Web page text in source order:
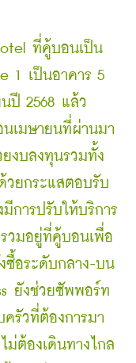
ที่คู้บอนเป็น
1 เป็นอาคาร 5
ปี 2568 แล้ว
นเมษายนที่ผ่านมา
งบลงทุนรวมทั้ง
วยกระแสตอบรับ
มีการปรับให้บริการ
วมอยู่ที่คู้บอนเพื่อ
ซื้อระดับกลาง-บน
ยังช่วยซัพพอร์ท
รัวที่ต้องการมา
ต้องเดินทางไกล